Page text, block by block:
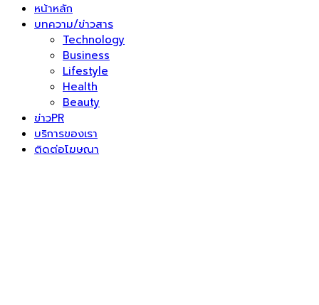
หน้าหลัก
บทความ/ข่าวสาร
Technology
Business
Lifestyle
Health
Beauty
ข่าวPR
บริการของเรา
ติดต่อโฆษณา